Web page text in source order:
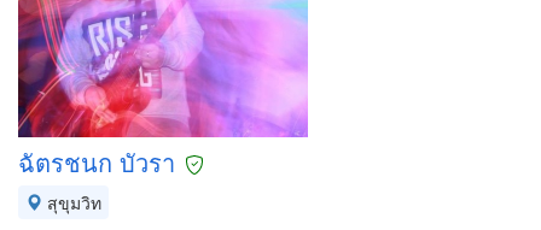
ฉัตรชนก บัวรา
สุขุมวิท